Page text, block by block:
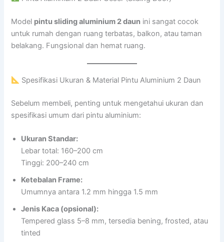
Model pintu sliding aluminium 2 daun ini sangat cocok
untuk rumah dengan ruang terbatas, balkon, atau taman
belakang. Fungsional dan hemat ruang.
Spesifikasi Ukuran & Material Pintu Aluminium 2 Daun
Sebelum membeli, penting untuk mengetahui ukuran dan
spesifikasi umum dari pintu aluminium:
Ukuran Standar:
Lebar total: 160–200 cm
Tinggi: 200–240 cm
Ketebalan Frame:
Umumnya antara 1.2 mm hingga 1.5 mm
Jenis Kaca (opsional):
Tempered glass 5–8 mm, tersedia bening, frosted, atau
tinted